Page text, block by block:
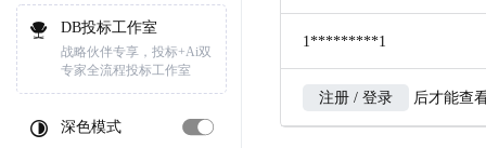
DB投标工作室
战略伙伴专享，投标+Ai双
专家全流程投标工作室
深色模式
1*********1
注册 / 登录 后才能查